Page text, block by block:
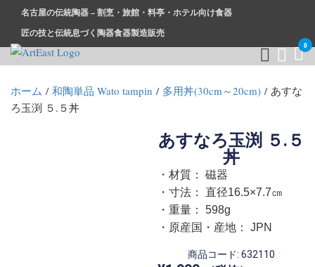
名古屋の伝統陶器 – 割烹・旅館・料亭・ホテル向け食器
匠の技と伝統息づく陶器食器製造販売
和食器・洋食器通販｜割烹・旅館・料亭・ホテル等業務用卸販
売
業務用から個人用まで、おしゃれでかわいい和食器・洋食器は
まとめ買いがお得です。
0
ホーム / 和陶単品 Wato tampin / 多用丼(30cm～20cm) / あすな
ろ玉渕 ５.５丼
あすなろ玉渕 ５.５
丼
・材質： 磁器
・寸法： 直径16.5×7.7㎝
・重量： 598g
・原産国・産地： JPN
商品コード: 632110